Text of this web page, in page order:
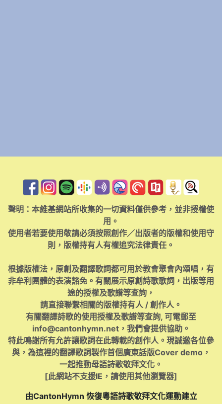
聲明：本維基網站所收集的一切資料僅供參考，並非授權使
用。
使用者若要使用敬請必須按照創作／出版者的版權和使用守
則，版權持有人有權追究法律責任。
根據版權法，原創及翻譯歌詞都可用於教會聚會內頌唱，有
非牟利團體的表演豁免。有關展示原創詩歌歌詞，出版等用
途的授權及歌譜等查詢，
請直接聯繫相關的版權持有人 / 創作人。
有關翻譯詩歌的使用授權及歌譜等查詢, 可電郵至
info@cantonhymn.net，我們會提供協助。
特此鳴謝所有允許讓歌詞在此轉載的創作人。現誠邀各位參
與，為這裡的翻譯歌詞製作首個廣東話版Cover demo，
一起推動母語詩歌敬拜文化。
[此網站不支援IE，請使用其他瀏覽器]
由CantonHymn 恢復粵語詩歌敬拜文化運動建立